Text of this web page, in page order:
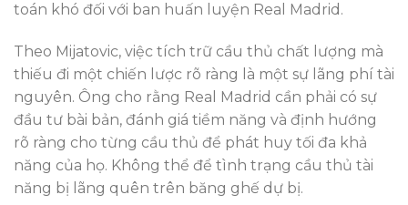
toán khó đối với ban huấn luyện Real Madrid.
Theo Mijatovic, việc tích trữ cầu thủ chất lượng mà
thiếu đi một chiến lược rõ ràng là một sự lãng phí tài
nguyên. Ông cho rằng Real Madrid cần phải có sự
đầu tư bài bản, đánh giá tiềm năng và định hướng
rõ ràng cho từng cầu thủ để phát huy tối đa khả
năng của họ. Không thể để tình trạng cầu thủ tài
năng bị lãng quên trên băng ghế dự bị.